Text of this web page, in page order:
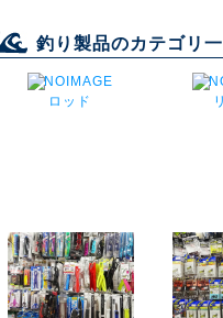
釣り製品のカテゴリ
ロッド